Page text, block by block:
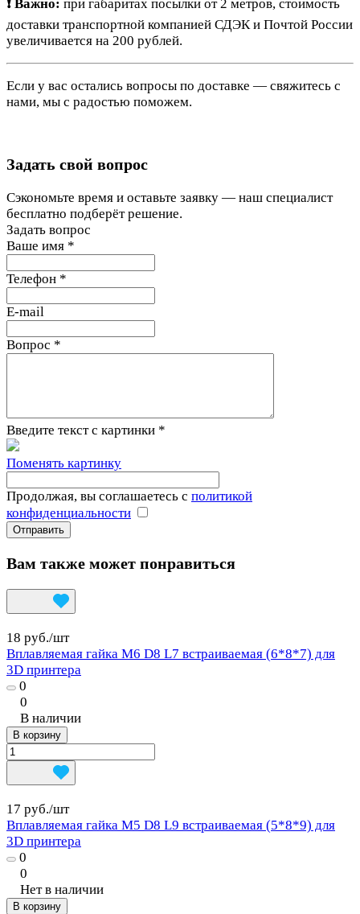
❗ Важно: при габаритах посылки от 2 метров, стоимость
доставки транспортной компанией СДЭК и Почтой России
увеличивается на 200 рублей.
Если у вас остались вопросы по доставке — свяжитесь с
нами, мы с радостью поможем.
Задать свой вопрос
Сэкономьте время и оставьте заявку — наш специалист
бесплатно подберёт решение.
Задать вопрос
Ваше имя *
Телефон *
E-mail
Вопрос *
Введите текст с картинки *
Поменять картинку
Продолжая, вы соглашаетесь с политикой
конфиденциальности
Вам также может понравиться
18 руб./шт
Вплавляемая гайка М6 D8 L7 встраиваемая (6*8*7) для
3D принтера
0
0
В наличии
В корзину
17 руб./шт
Вплавляемая гайка М5 D8 L9 встраиваемая (5*8*9) для
3D принтера
0
0
Нет в наличии
В корзину